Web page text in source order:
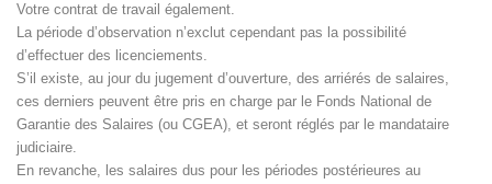
Votre contrat de travail également.
La période d’observation n’exclut cependant pas la possibilité
d’effectuer des licenciements.
S’il existe, au jour du jugement d’ouverture, des arriérés de salaires,
ces derniers peuvent être pris en charge par le Fonds National de
Garantie des Salaires (ou CGEA), et seront réglés par le mandataire
judiciaire.
En revanche, les salaires dus pour les périodes postérieures au